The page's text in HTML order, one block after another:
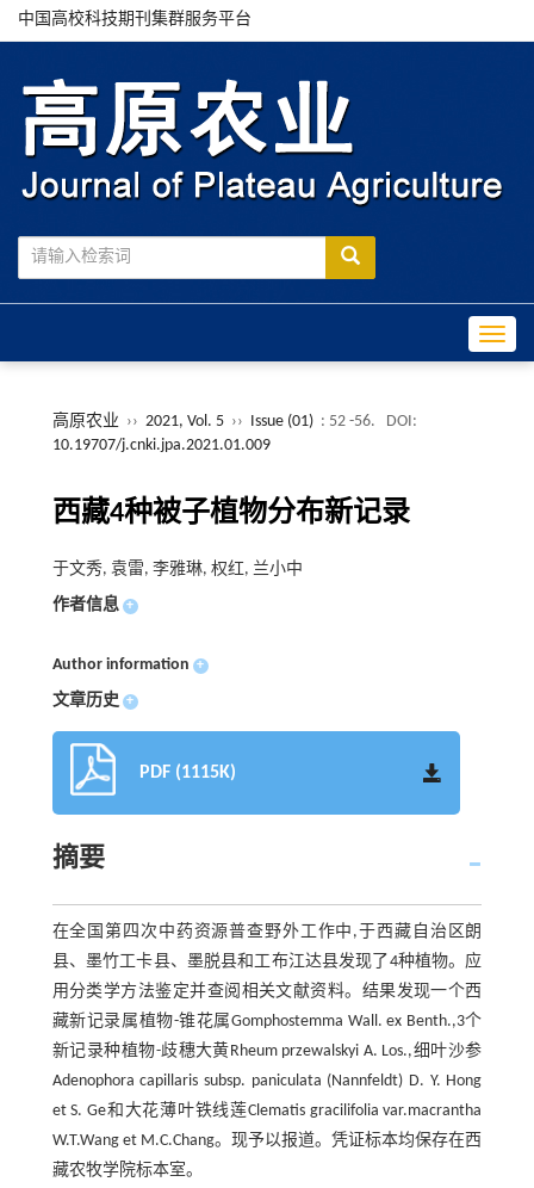
中国高校科技期刊集群服务平台
高原农业 ›› 2021, Vol. 5 ›› Issue (01) : 52 -56.
DOI:
10.19707/j.cnki.jpa.2021.01.009
西藏4种被子植物分布新记录
于文秀, 袁雷, 李雅琳, 权红, 兰小中
作者信息 +
Author information +
文章历史 +
PDF (1115K)
摘要
在全国第四次中药资源普查野外工作中,于西藏自治区朗
县、墨竹工卡县、墨脱县和工布江达县发现了4种植物。应
用分类学方法鉴定并查阅相关文献资料。结果发现一个西
藏新记录属植物-锥花属Gomphostemma Wall. ex Benth.,3个
新记录种植物-歧穗大黄Rheum przewalskyi A. Los.,细叶沙参
Adenophora capillaris subsp. paniculata (Nannfeldt) D. Y. Hong
et S. Ge和大花薄叶铁线莲Clematis gracilifolia var.macrantha
W.T.Wang et M.C.Chang。现予以报道。凭证标本均保存在西
藏农牧学院标本室。